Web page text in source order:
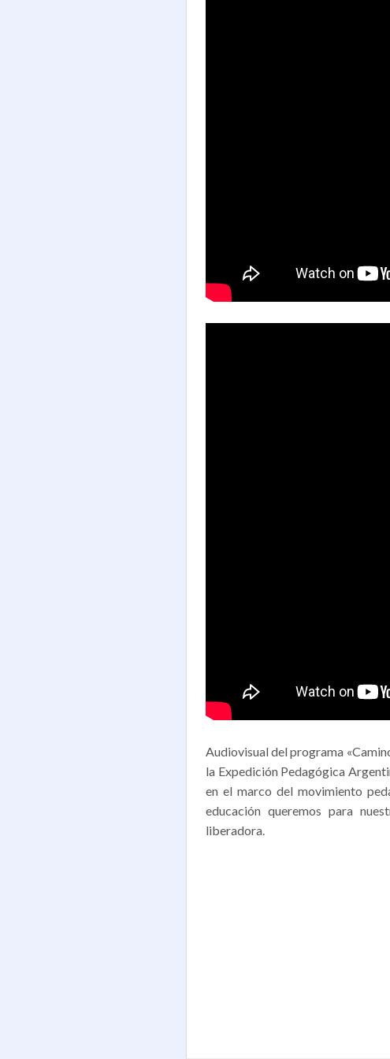
Audiovisual del programa
la Expedición Pedagógica
en el marco del movimiento
educación queremos para
liberadora.